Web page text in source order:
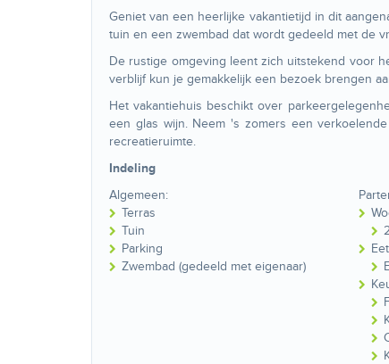
Geniet van een heerlijke vakantietijd in dit
tuin en een zwembad dat wordt gedeeld met de
De rustige omgeving leent zich uitstekend voor
verblijf kun je gemakkelijk een bezoek brengen
Het vakantiehuis beschikt over
een glas wijn. Neem 's zomers een
recreatieruimte.
Indeling
Algemeen:
Terras
Tuin
Parking
Zwembad (gedeeld met eigenaar)